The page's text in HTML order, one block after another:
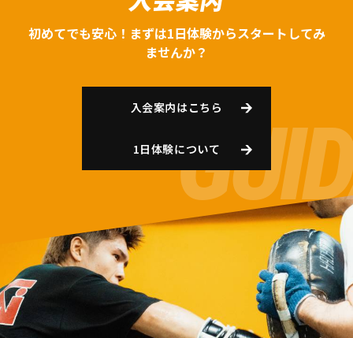
初めてでも安心！まずは1日体験からスタートしてみ
ませんか？
入会案内はこちら
1日体験について